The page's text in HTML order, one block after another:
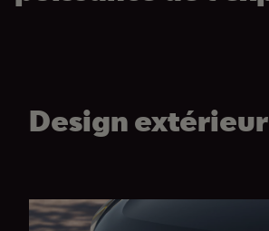
Design extérieur